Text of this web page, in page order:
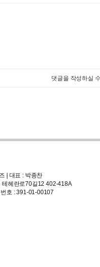
댓글을 작성하실
| 대표 : 박종찬
테헤란로70길12 402-418A
호 : 391-01-00107